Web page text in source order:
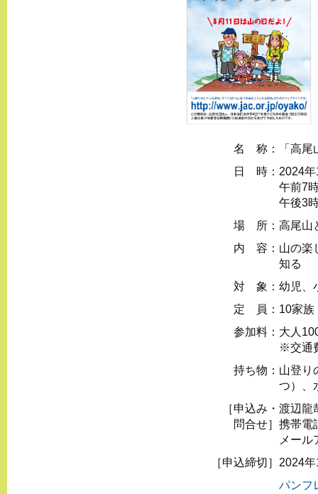
名 称：
「高
日 時： 2024
午前7
午後3
場 所： 高尾山
内 容： 山の楽
知る
対 象： 幼児、
定 員： 10家族
参加料： 大人
※交通
持ち物： 山登り
つ）、
［申込み・
問合せ］
渡辺龍
携帯電
メール
［申込締切］ 2024
パンフ